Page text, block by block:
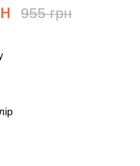
955 грн